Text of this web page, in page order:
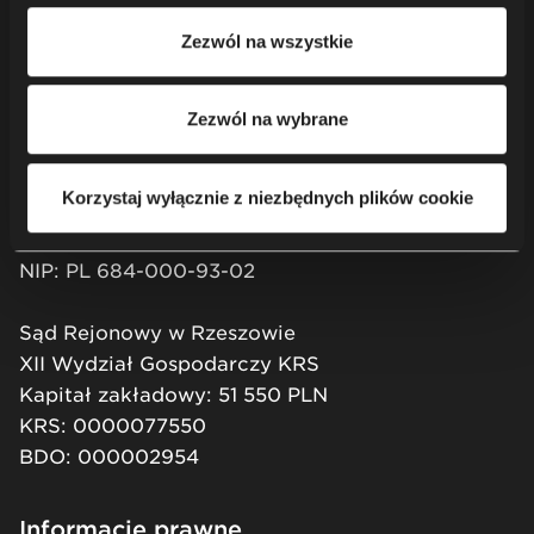
korzystania przez nas i naszych partnerów z plików
cookie oraz przetwarzania Twoich danych osobowych, w
tym o przysługujących Ci uprawnieniach, zachęcamy do
Zezwól na wszystkie
Zezwól na wybrane
Korzystaj wyłącznie z niezbędnych plików cookie
Newsletter
Nowy Styl sp. z o.o.
38-400 Krosno, Poland
+48 13 43 76 100
NIP: PL 684-000-93-02
Sąd Rejonowy w Rzeszowie
XII Wydział Gospodarczy KRS
Kapitał zakładowy: 51 550 PLN
KRS: 0000077550
BDO: 000002954